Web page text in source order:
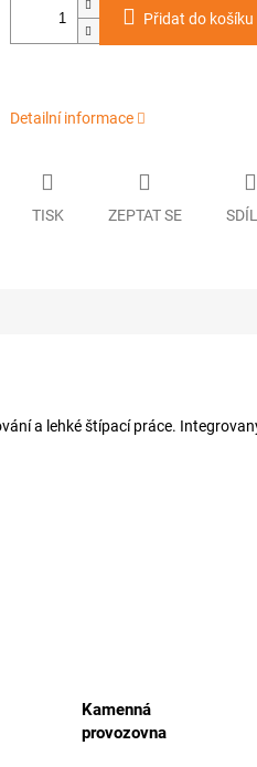
Přidat do košíku
Detailní informace
TISK ZEPTAT SE
Kamenná
provozovna
a lehké štípací práce.